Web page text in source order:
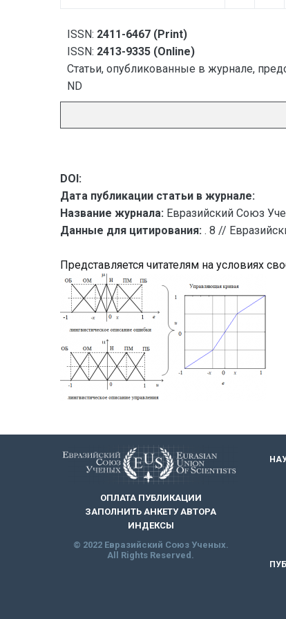
ISSN: 2411-6467 (Print)
ISSN: 2413-9335 (Online)
Статьи, опубликованные в журнале,
ND
DOI:
Дата публикации статьи в журнале:
Название журнала: Евразийский Союз
Данные для цитирования: . 8 //
Представляется читателям на условиях
ОПЛАТА ПУБЛИКАЦИИ
ЗАПОЛНИТЬ АНКЕТУ АВТОРА
ИНДЕКСЫ
© 2022 Евразийский Союз Ученых.
All Rights Reserved.